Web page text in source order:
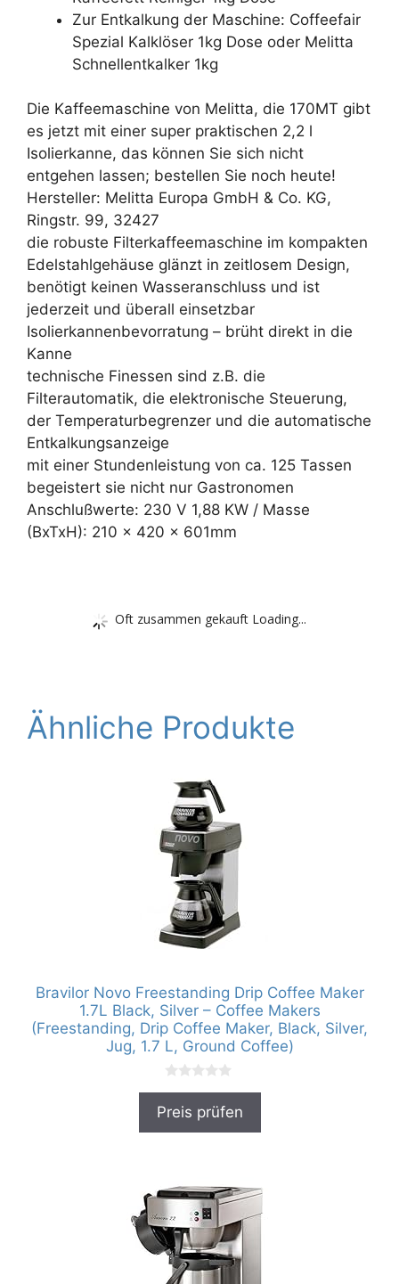
Zur Entkalkung der Maschine: Coffeefair
Spezial Kalklöser 1kg Dose oder Melitta
Schnellentkalker 1kg
Die Kaffeemaschine von Melitta, die 170MT gibt
es jetzt mit einer super praktischen 2,2 l
Isolierkanne, das können Sie sich nicht
entgehen lassen; bestellen Sie noch heute!
Hersteller: Melitta Europa GmbH & Co. KG,
Ringstr. 99, 32427
die robuste Filterkaffeemaschine im kompakten
Edelstahlgehäuse glänzt in zeitlosem Design,
benötigt keinen Wasseranschluss und ist
jederzeit und überall einsetzbar
Isolierkannenbevorratung – brüht direkt in die
Kanne
technische Finessen sind z.B. die
Filterautomatik, die elektronische Steuerung,
der Temperaturbegrenzer und die automatische
Entkalkungsanzeige
mit einer Stundenleistung von ca. 125 Tassen
begeistert sie nicht nur Gastronomen
Anschlußwerte: 230 V 1,88 KW / Masse
(BxTxH): 210 x 420 x 601mm
Oft zusammen gekauft Loading...
Ähnliche Produkte
Bravilor Novo Freestanding Drip Coffee Maker
1.7L Black, Silver – Coffee Makers
(Freestanding, Drip Coffee Maker, Black, Silver,
Jug, 1.7 L, Ground Coffee)
o
Preis prüfen